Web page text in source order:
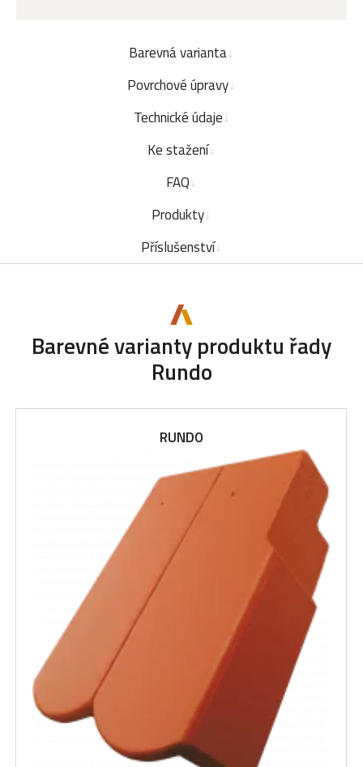
Barevná varianta
Povrchové úpravy
Technické údaje
Ke stažení
FAQ
Produkty
Příslušenství
Barevné varianty produktu řady
Rundo
RUNDO